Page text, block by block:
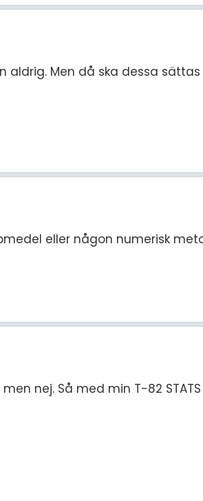
Men då ska dessa
eller någon numerisk
nej. Så med min T-82